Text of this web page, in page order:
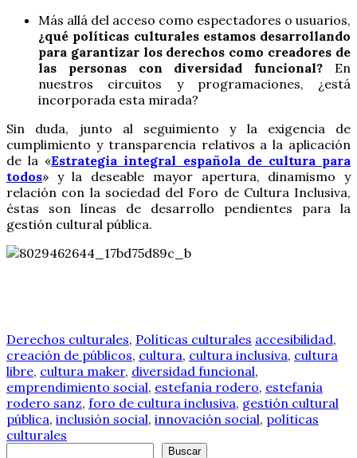
Más allá del acceso como espectadores o usuarios,
¿qué políticas culturales estamos desarrollando
para garantizar los derechos como creadores de
las personas con diversidad funcional? En
nuestros circuitos y programaciones, ¿está
incorporada esta mirada?
Sin duda, junto al seguimiento y la exigencia de
cumplimiento y transparencia relativos a la aplicación
de la «Estrategia integral española de cultura para
todos» y la deseable mayor apertura, dinamismo y
relación con la sociedad del Foro de Cultura Inclusiva,
éstas son líneas de desarrollo pendientes para la
gestión cultural pública.
Derechos culturales, Políticas culturales accesibilidad,
creación de públicos, cultura, cultura inclusiva, cultura
libre, cultura maker, diversidad funcional,
emprendimiento social, estefanía rodero, estefanía
rodero sanz, foro de cultura inclusiva, gestión cultural
pública, inclusión social, innovación social, políticas
culturales
Buscar